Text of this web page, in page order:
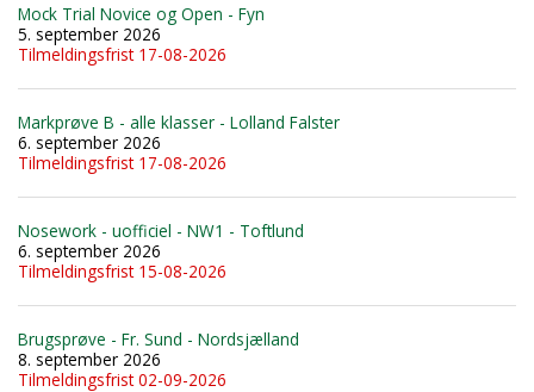
Mock Trial Novice og Open - Fyn
5. september 2026
Tilmeldingsfrist 17-08-2026
Markprøve B - alle klasser - Lolland Falster
6. september 2026
Tilmeldingsfrist 17-08-2026
Nosework - uofficiel - NW1 - Toftlund
6. september 2026
Tilmeldingsfrist 15-08-2026
Brugsprøve - Fr. Sund - Nordsjælland
8. september 2026
Tilmeldingsfrist 02-09-2026